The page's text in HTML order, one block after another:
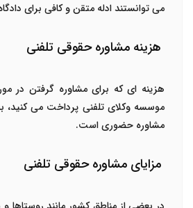
می توانستند ادله متقن و کافی برای
هزینه مشاوره حقوقی تلفنی
هزینه ای که برای مشاوره گرفتن در
موسسه وکلای تلفنی پرداخت می کنید،
مشاوره حضوری است.
مزایای مشاوره حقوقی تلفنی